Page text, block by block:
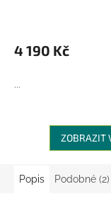
4 190 Kč
...
ZOBRAZIT
Popis Podobné (2)